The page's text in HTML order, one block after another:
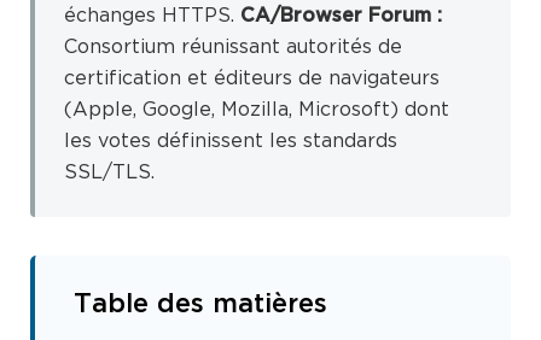
échanges HTTPS. CA/Browser Forum :
Consortium réunissant autorités de
certification et éditeurs de navigateurs
(Apple, Google, Mozilla, Microsoft) dont
les votes définissent les standards
SSL/TLS.
Table des matières